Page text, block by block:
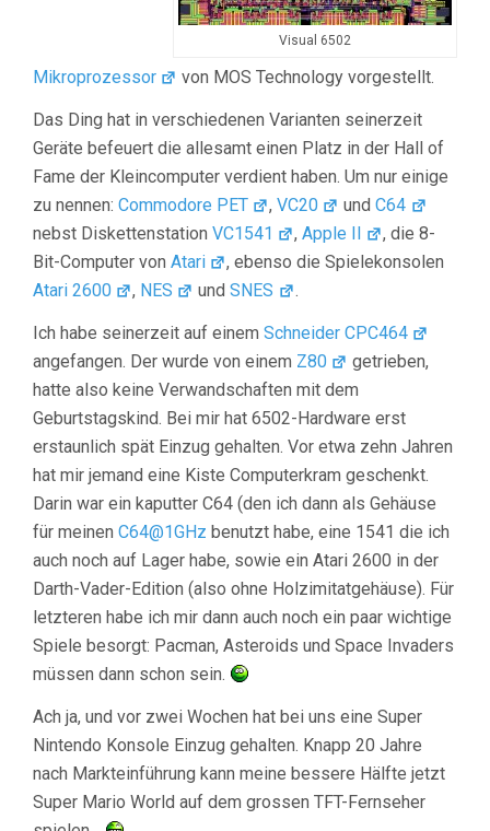
Visual 6502
Mikroprozessor von MOS Technology vorgestellt.
Das Ding hat in verschiedenen Varianten seinerzeit
Geräte befeuert die allesamt einen Platz in der Hall of
Fame der Kleincomputer verdient haben. Um nur einige
zu nennen: Commodore PET ,VC20 undC64
nebst Diskettenstation VC1541 ,Apple II
, die 8-
Bit-Computer von Atari
, ebenso die Spielekonsolen
Atari 2600
, NES undSNES .
Ich habe seinerzeit auf einem Schneider CPC464
angefangen. Der wurde von einem Z80
getrieben,
hatte also keine Verwandschaften mit dem
Geburtstagskind. Bei mir hat 6502-Hardware erst
erstaunlich spät Einzug gehalten. Vor etwa zehn Jahren
hat mir jemand eine Kiste Computerkram geschenkt.
Darin war ein kaputter C64 (den ich dann als Gehäuse
für meinen C64@1GHz benutzt habe, eine 1541 die ich
auch noch auf Lager habe, sowie ein Atari 2600 in der
Darth-Vader-Edition (also ohne Holzimitatgehäuse). Für
letzteren habe ich mir dann auch noch ein paar wichtige
Spiele besorgt: Pacman, Asteroids und Space Invaders
müssen dann schon sein.
Ach ja, und vor zwei Wochen hat bei uns eine Super
Nintendo Konsole Einzug gehalten. Knapp 20 Jahre
nach Markteinführung kann meine bessere Hälfte jetzt
Super Mario World auf dem grossen TFT-Fernseher